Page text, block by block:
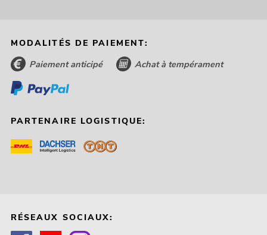
MODALITÉS DE PAIEMENT:
Paiement anticipé Achat à tempérament
PARTENAIRE LOGISTIQUE:
RÉSEAUX SOCIAUX: